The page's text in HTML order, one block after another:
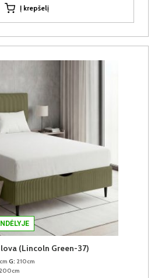
Į krepšelį
lova (Lincoln Green-37)
G: 210cm
200cm